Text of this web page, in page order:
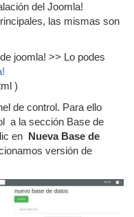
del Joomla!
las mismas son
joomla! >> Lo podes
)
de control. Para ello
a la sección Base de
en Nueva Base de
versión de